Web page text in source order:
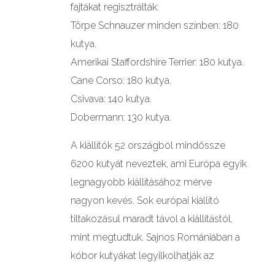
fajtákat regisztrálták:
Törpe Schnauzer minden színben: 180
kutya.
Amerikai Staffordshire Terrier: 180 kutya.
Cane Corso: 180 kutya.
Csivava: 140 kutya.
Dobermann: 130 kutya.
A kiállítók 52 országból mindössze
6200 kutyát neveztek, ami Európa egyik
legnagyobb kiállításához mérve
nagyon kevés. Sok európai kiállító
tiltakozásul maradt távol a kiállítástól,
mint megtudtuk. Sajnos Romániában a
kóbor kutyákat legyilkolhatják az